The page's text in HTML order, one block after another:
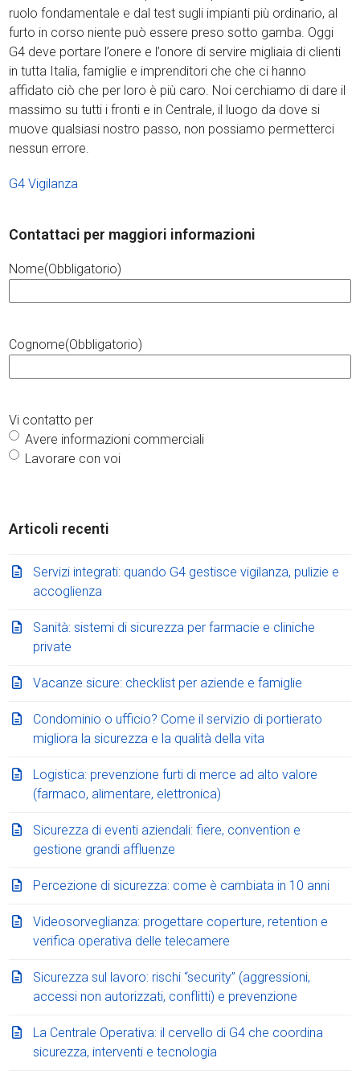
ruolo fondamentale e dal test sugli impianti più ordinario, al
furto in corso niente può essere preso sotto gamba. Oggi
G4 deve portare l’onere e l’onore di servire migliaia di clienti
in tutta Italia, famiglie e imprenditori che che ci hanno
affidato ciò che per loro è più caro. Noi cerchiamo di dare il
massimo su tutti i fronti e in Centrale, il luogo da dove si
muove qualsiasi nostro passo, non possiamo permetterci
nessun errore.
G4 Vigilanza
Contattaci per maggiori informazioni
Nome(Obbligatorio)
Cognome(Obbligatorio)
Vi contatto per
Avere informazioni commerciali
Lavorare con voi
Articoli recenti
Servizi integrati: quando G4 gestisce vigilanza, pulizie e
accoglienza
Sanità: sistemi di sicurezza per farmacie e cliniche
private
Vacanze sicure: checklist per aziende e famiglie
Condominio o ufficio? Come il servizio di portierato
migliora la sicurezza e la qualità della vita
Logistica: prevenzione furti di merce ad alto valore
(farmaco, alimentare, elettronica)
Sicurezza di eventi aziendali: fiere, convention e
gestione grandi affluenze
Percezione di sicurezza: come è cambiata in 10 anni
Videosorveglianza: progettare coperture, retention e
verifica operativa delle telecamere
Sicurezza sul lavoro: rischi “security” (aggressioni,
accessi non autorizzati, conflitti) e prevenzione
La Centrale Operativa: il cervello di G4 che coordina
sicurezza, interventi e tecnologia